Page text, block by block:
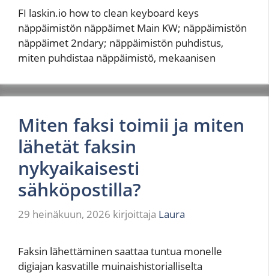
FI laskin.io how to clean keyboard keys
näppäimistön näppäimet Main KW; näppäimistön
näppäimet 2ndary; näppäimistön puhdistus,
miten puhdistaa näppäimistö, mekaanisen
Miten faksi toimii ja miten
lähetät faksin
nykyaikaisesti
sähköpostilla?
29 heinäkuun, 2026 kirjoittaja Laura
Faksin lähettäminen saattaa tuntua monelle
digiajan kasvatille muinaishistorialliselta